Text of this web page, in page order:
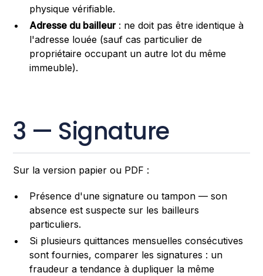
physique vérifiable.
Adresse du bailleur: ne doit pas être identique à
l'adresse louée (sauf cas particulier de
propriétaire occupant un autre lot du même
immeuble).
3 — Signature
Sur la version papier ou PDF :
Présence d'une signature ou tampon — son
absence est suspecte sur les bailleurs
particuliers.
Si plusieurs quittances mensuelles consécutives
sont fournies, comparer les signatures : un
fraudeur a tendance à dupliquer la même